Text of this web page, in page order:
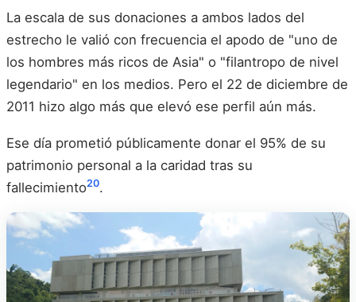
La escala de sus donaciones a ambos lados del
estrecho le valió con frecuencia el apodo de "uno de
los hombres más ricos de Asia" o "filantropo de nivel
legendario" en los medios. Pero el 22 de diciembre de
2011 hizo algo más que elevó ese perfil aún más.
Ese día prometió públicamente donar el 95% de su
patrimonio personal a la caridad tras su
fallecimiento20.